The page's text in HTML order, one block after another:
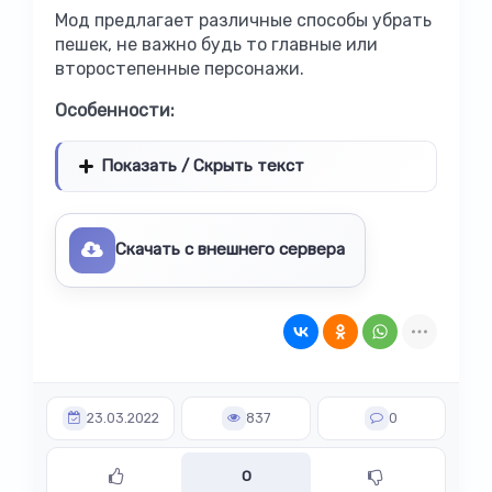
Мод предлагает различные способы убрать
пешек, не важно будь то главные или
второстепенные персонажи.
Особенности:
Показать / Скрыть текст
Скачать с внешнего сервера
23.03.2022 837 0
0